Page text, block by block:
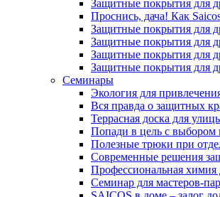
Защитные покрытия для
Проснись, дача! Как
Защитные покрытия для
Защитные покрытия для
Защитные покрытия для
Защитные покрытия для
Семинары
Экология для
Вся правда о защитных
Террасная доска для
Попади в цель с выбором
Полезные трюки при
Современные решения
Профессиональная химия
Семинар для мастеров-